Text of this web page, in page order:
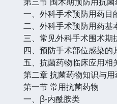
一、外科手术预防用药目
二、外科手术预防用药基
三、常见外科手术围术期
四、预防手术部位感染的
五、抗菌药物临床应用相
第二章 抗菌药物知识与
第一节 常用抗菌药物
一、β-内酰胺类